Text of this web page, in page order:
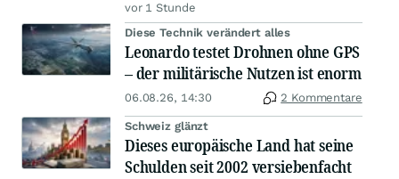
vor 1 Stunde
Diese Technik verändert alles
Leonardo testet Drohnen ohne GPS
– der militärische Nutzen ist enorm
06.08.26, 14:30 2 Kommentare
Schweiz glänzt
Dieses europäische Land hat seine
Schulden seit 2002 versiebenfacht